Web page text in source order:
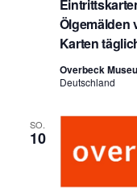
Ölgemälden
Karten
Overbeck
Deutschland
SO.
10